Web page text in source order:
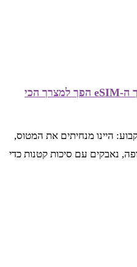
המהפכה השקטה של 2026: איך ה-eSIM הפך למצרך הכי
היינו מנחיתים את המטוס,
נאבקים עם סיכות קטנות כדי